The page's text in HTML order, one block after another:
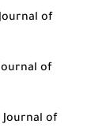
of
of
Journal of